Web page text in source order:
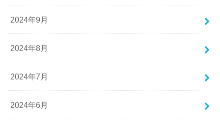
2024年9月
2024年8月
2024年7月
2024年6月